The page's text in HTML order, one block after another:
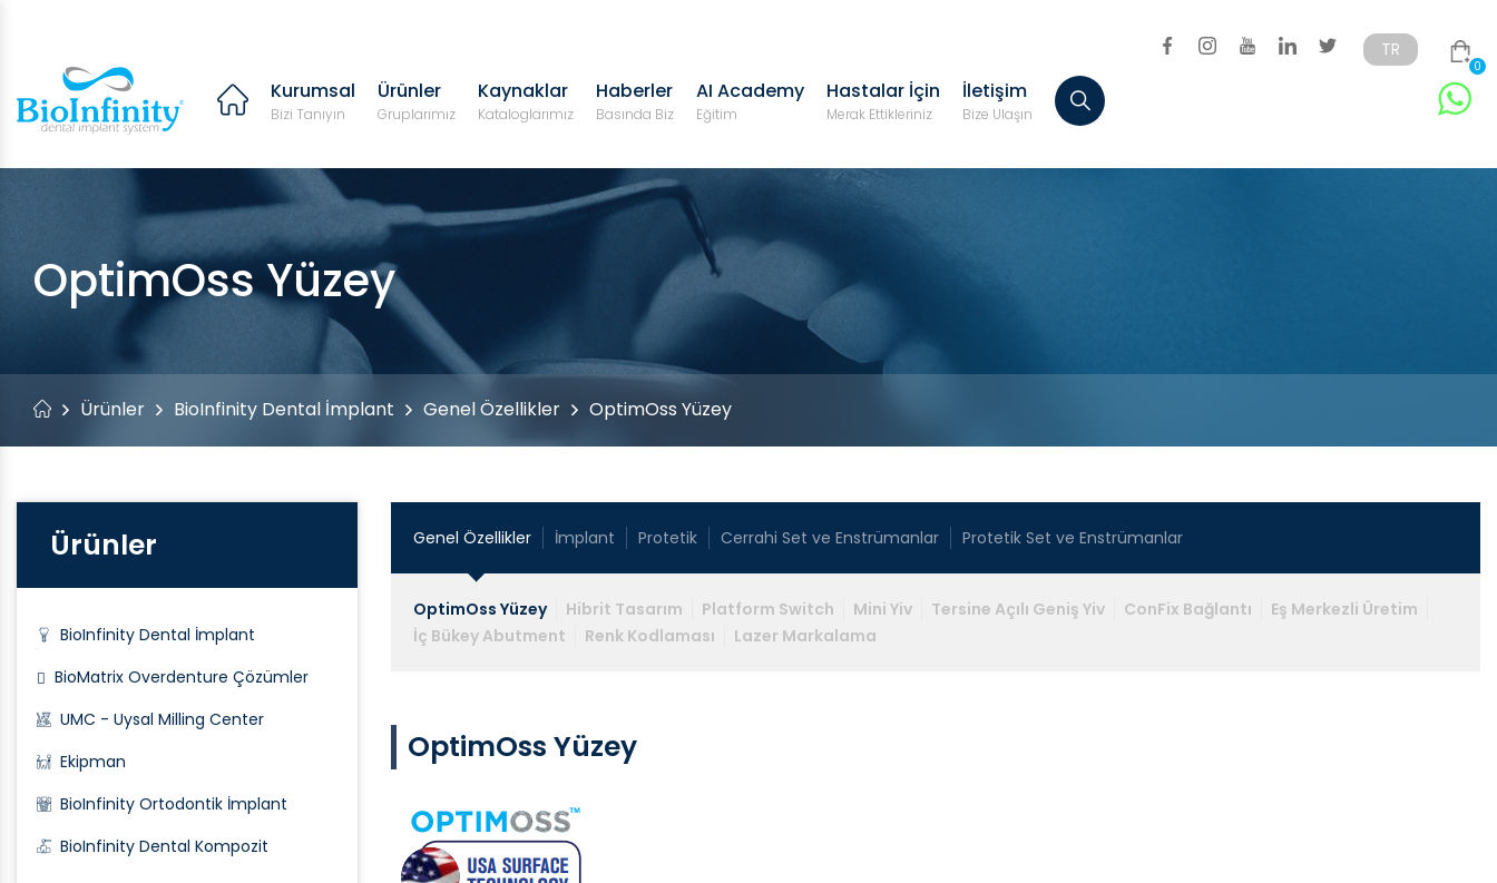
TR
0
Kurumsal
Bizi Tanıyın
Ürünler
Gruplarımız
Kaynaklar
Kataloglarımız
Haberler
Basında Biz
AI Academy
Eğitim
Hastalar İçin
Merak Ettikleriniz
İletişim
Bize Ulaşın
OptimOss Yüzey
Ürünler BioInfinity Dental İmplant Genel Özellikler OptimOss Yüzey
Ürünler
BioInfinity Dental İmplant
BioMatrix Overdenture Çözümler
UMC - Uysal Milling Center
Ekipman
BioInfinity Ortodontik İmplant
BioInfinity Dental Kompozit
Genel Özellikler İmplant Protetik Cerrahi Set ve Enstrümanlar Protetik Set ve Enstrümanlar
OptimOss Yüzey Hibrit Tasarım Platform Switch Mini Yiv Tersine Açılı Geniş Yiv ConFix Bağlantı
Eş Merkezli Üretim
İç Bükey Abutment
Renk Kodlaması Lazer Markalama
OptimOss Yüzey